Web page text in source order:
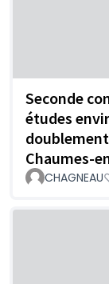
Seconde
études
Chaumes-
CHAGNEAU